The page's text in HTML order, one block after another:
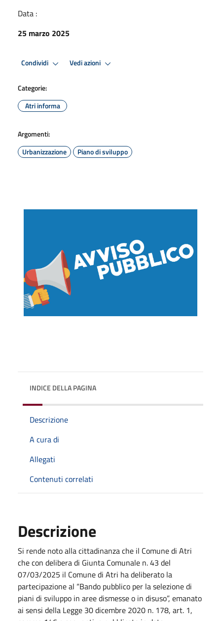
Data :
25 marzo 2025
Condividi Vedi azioni
Categorie:
Atri informa
Argomenti:
Urbanizzazione
Piano di sviluppo
INDICE DELLA PAGINA
Descrizione
A cura di
Allegati
Contenuti correlati
Descrizione
Si rende noto alla cittadinanza che il Comune di Atri
che con delibera di Giunta Comunale n. 43 del
07/03/2025 il Comune di Atri ha deliberato la
partecipazione al “Bando pubblico per la selezione di
piani di sviluppo in aree dismesse o in disuso”, emanato
ai sensi della Legge 30 dicembre 2020 n. 178, art. 1,